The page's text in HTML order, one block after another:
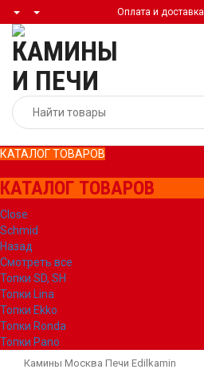
Оплата и доставка
КАТАЛОГ ТОВАРОВ
КАТАЛОГ ТОВАРОВ
Close
Schmid
Назад
Смотреть все
Топки SD, SH
Топки Lina
Топки Ekko
Топки Ronda
Топки Pano
Камины Москва Печи Edilkamin